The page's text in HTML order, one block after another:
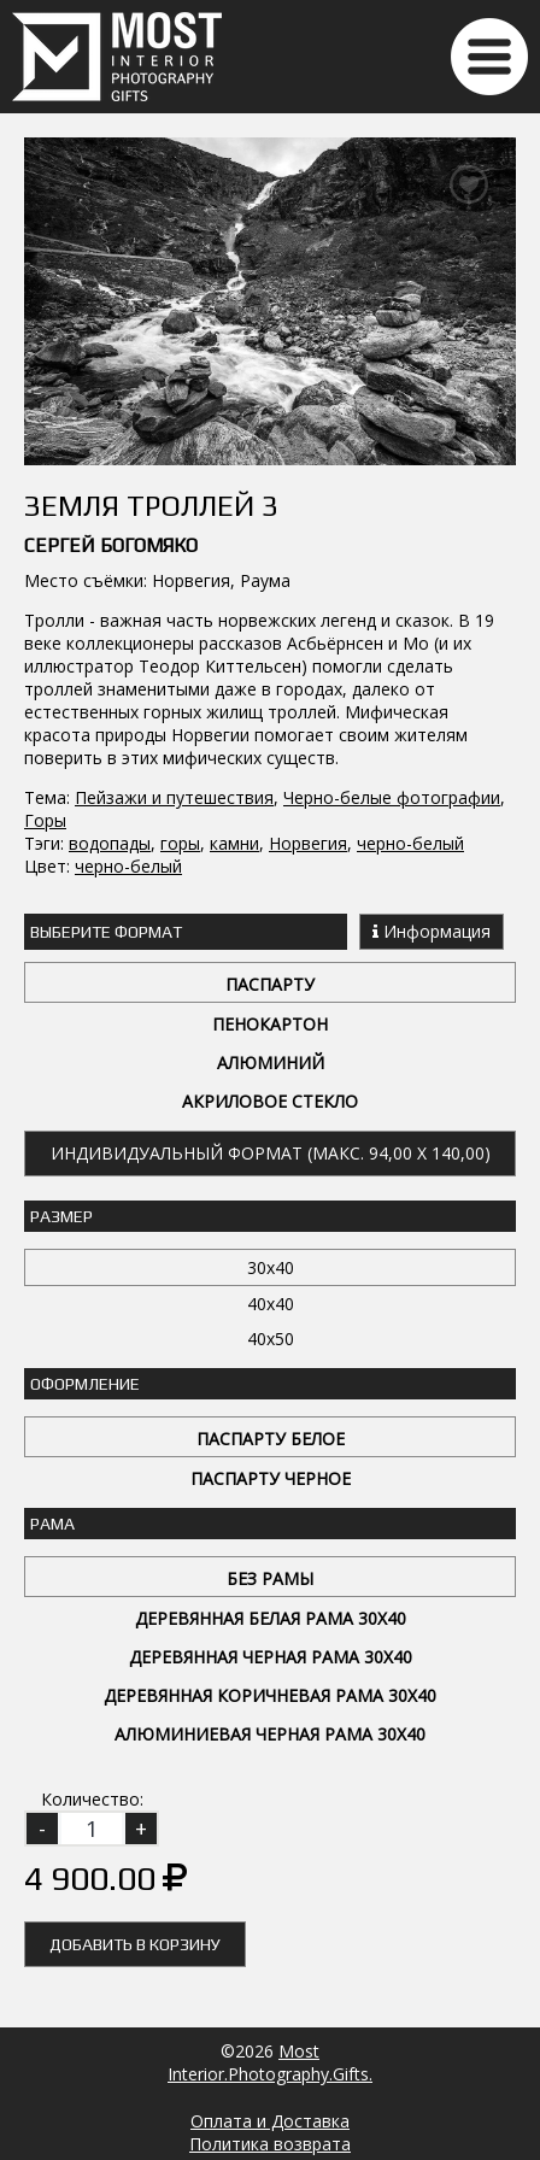
ЗЕМЛЯ ТРОЛЛЕЙ 3
СЕРГЕЙ БОГОМЯКО
Место съёмки: Норвегия, Раума
Тролли - важная часть норвежских легенд и сказок. В 19
веке коллекционеры рассказов Асбьёрнсен и Мо (и их
иллюстратор Теодор Киттельсен) помогли сделать
троллей знаменитыми даже в городах, далеко от
естественных горных жилищ троллей. Мифическая
красота природы Норвегии помогает своим жителям
поверить в этих мифических существ.
Тема: Пейзажи и путешествия, Черно-белые фотографии,
Горы
Тэги: водопады, горы, камни, Норвегия, черно-белый
Цвет: черно-белый
ВЫБЕРИТЕ ФОРМАТ Информация
ПАСПАРТУ
ПЕНОКАРТОН
АЛЮМИНИЙ
АКРИЛОВОЕ СТЕКЛО
ИНДИВИДУАЛЬНЫЙ ФОРМАТ (МАКС. 94,00 X 140,00)
РАЗМЕР
30x40
40x40
40x50
ОФОРМЛЕНИЕ
ПАСПАРТУ БЕЛОЕ
ПАСПАРТУ ЧЕРНОЕ
РАМА
БЕЗ РАМЫ
ДЕРЕВЯННАЯ БЕЛАЯ РАМА 30Х40
ДЕРЕВЯННАЯ ЧЕРНАЯ РАМА 30Х40
ДЕРЕВЯННАЯ КОРИЧНЕВАЯ РАМА 30Х40
АЛЮМИНИЕВАЯ ЧЕРНАЯ РАМА 30Х40
Количество:
4 900.00
ДОБАВИТЬ В КОРЗИНУ
©2026 Most
Interior.Photography.Gifts.
Оплата и Доставка
Политика возврата